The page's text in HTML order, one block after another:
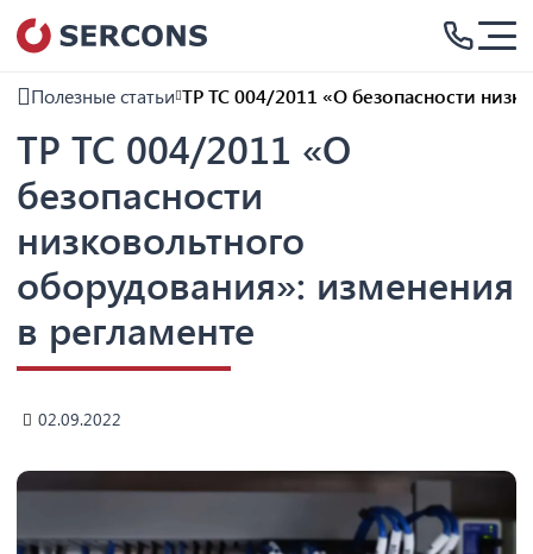
Полезные статьи ТР ТС 004/2011 «О безопасности
ТР ТС 004/2011 «О
безопасности
низковольтного
оборудования»: изменения
в регламенте
02.09.2022